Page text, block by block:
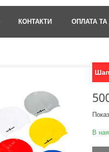
КОНТАКТИ ОПЛАТА
В